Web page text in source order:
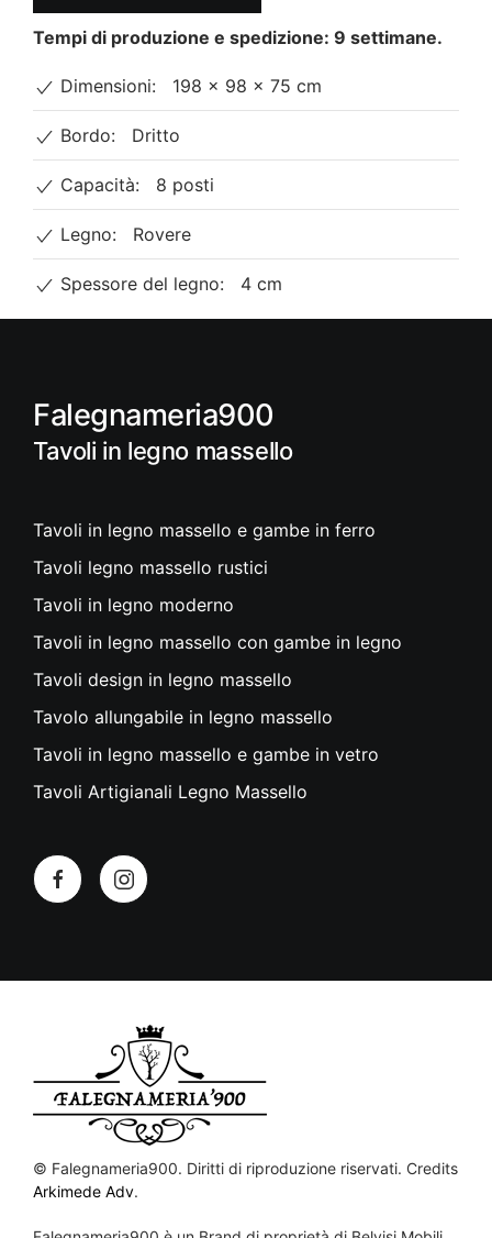
legno
massello
rovere
Seven
quantità
Tempi di produzione e spedizione: 9 settimane.
Dimensioni: 198 × 98 × 75 cm
Bordo: Dritto
Capacità: 8 posti
Legno: Rovere
Spessore del legno: 4 cm
Falegnameria900
Tavoli in legno massello
Tavoli in legno massello e gambe in ferro
Tavoli legno massello rustici
Tavoli in legno moderno
Tavoli in legno massello con gambe in legno
Tavoli design in legno massello
Tavolo allungabile in legno massello
Tavoli in legno massello e gambe in vetro
Tavoli Artigianali Legno Massello
© Falegnameria900. Diritti di riproduzione riservati. Credits
Arkimede Adv.